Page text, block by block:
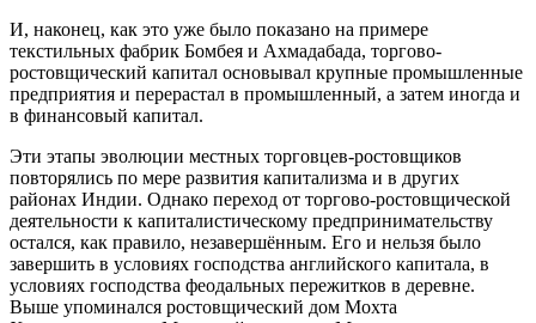
И, наконец, как это уже было показано на примере
текстильных фабрик Бомбея и Ахмадабада, торгово-
ростовщический капитал основывал крупные промышленные
предприятия и перерастал в промышленный, а затем иногда и
в финансовый капитал.
Эти этапы эволюции местных торговцев-ростовщиков
повторялись по мере развития капитализма и в других
районах Индии. Однако переход от торгово-ростовщической
деятельности к капиталистическому предпринимательству
остался, как правило, незавершённым. Его и нельзя было
завершить в условиях господства английского капитала, в
условиях господства феодальных пережитков в деревне.
Выше упоминался ростовщический дом Мохта